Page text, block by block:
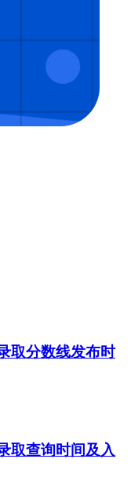
取分数线发布时
取查询时间及入